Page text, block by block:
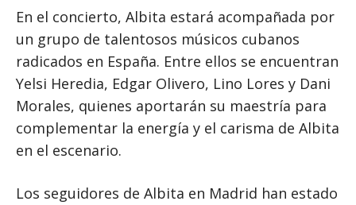
En el concierto, Albita estará acompañada por
un grupo de talentosos músicos cubanos
radicados en España. Entre ellos se encuentran
Yelsi Heredia, Edgar Olivero, Lino Lores y Dani
Morales, quienes aportarán su maestría para
complementar la energía y el carisma de Albita
en el escenario.
Los seguidores de Albita en Madrid han estado